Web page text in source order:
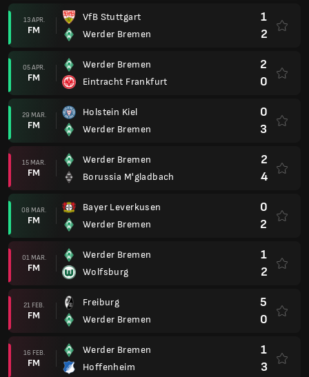
13 APR.
FM
VfB Stuttgart
Werder Bremen
1
2
05 APR.
FM
Werder Bremen
Eintracht Frankfurt
2
0
29 MAR.
FM
Holstein Kiel
Werder Bremen
0
3
15 MAR.
FM
Werder Bremen
Borussia M'gladbach
2
4
08 MAR.
FM
Bayer Leverkusen
Werder Bremen
0
2
01 MAR.
FM
Werder Bremen
Wolfsburg
1
2
21 FEB.
FM
Freiburg
Werder Bremen
5
0
16 FEB.
FM
Werder Bremen
Hoffenheim
1
3